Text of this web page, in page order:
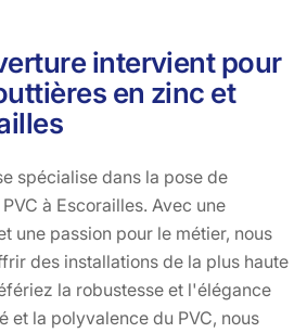
de gouttières en
intervient pour
en zinc et
spécialise dans la pose de
à Escorailles. Avec une
une passion pour le métier, nous
des installations de la plus haute
la robustesse et l'élégance
et la polyvalence du PVC, nous